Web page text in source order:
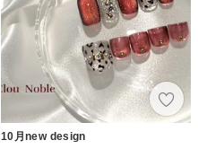
10月new design